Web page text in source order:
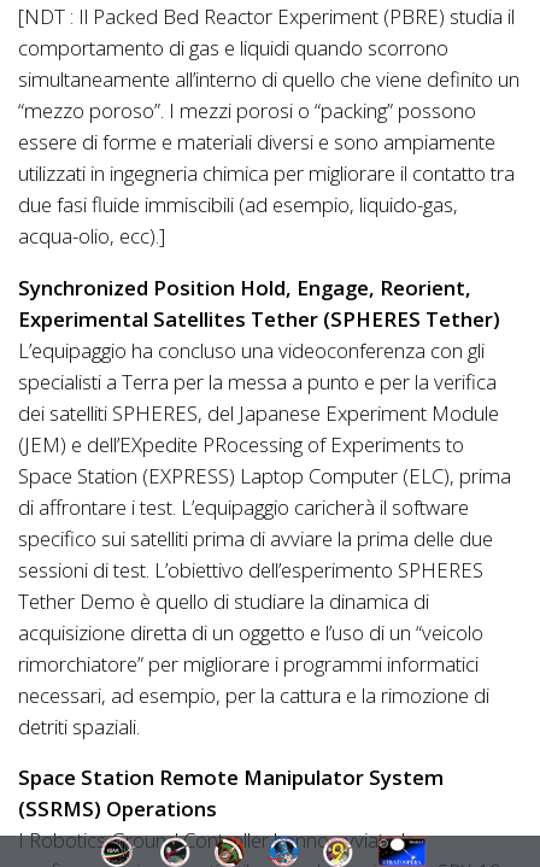
[NDT : Il Packed Bed Reactor Experiment (PBRE) studia il
comportamento di gas e liquidi quando scorrono
simultaneamente all’interno di quello che viene definito un
“mezzo poroso”. I mezzi porosi o “packing” possono
essere di forme e materiali diversi e sono ampiamente
utilizzati in ingegneria chimica per migliorare il contatto tra
due fasi fluide immiscibili (ad esempio, liquido-gas,
acqua-olio, ecc).]
Synchronized Position Hold, Engage, Reorient,
Experimental Satellites Tether (SPHERES Tether)
L’equipaggio ha concluso una videoconferenza con gli
specialisti a Terra per la messa a punto e per la verifica
dei satelliti SPHERES, del Japanese Experiment Module
(JEM) e dell’EXpedite PRocessing of Experiments to
Space Station (EXPRESS) Laptop Computer (ELC), prima
di affrontare i test. L’equipaggio caricherà il software
specifico sui satelliti prima di avviare la prima delle due
sessioni di test. L’obiettivo dell’esperimento SPHERES
Tether Demo è quello di studiare la dinamica di
acquisizione diretta di un oggetto e l’uso di un “veicolo
rimorchiatore” per migliorare i programmi informatici
necessari, ad esempio, per la cattura e la rimozione di
detriti spaziali.
Space Station Remote Manipulator System
(SSRMS) Operations
I Robotics Ground Controller hanno avviato le